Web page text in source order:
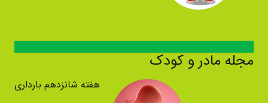
مجله مادر و کودک
هفته شانزدهم بارداری